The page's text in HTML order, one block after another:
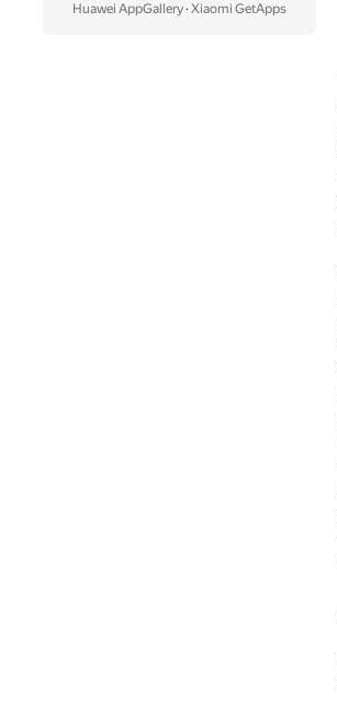
Huawei AppGallery· Xiaomi GetApps